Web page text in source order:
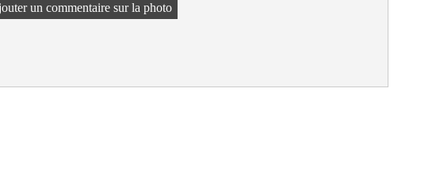
un commentaire sur la photo